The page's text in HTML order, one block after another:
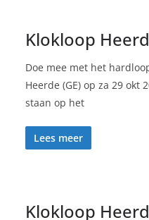
Klokloop
Doe mee met het
Heerde (GE) op za 29 okt
staan op het
Lees meer
Klokloop